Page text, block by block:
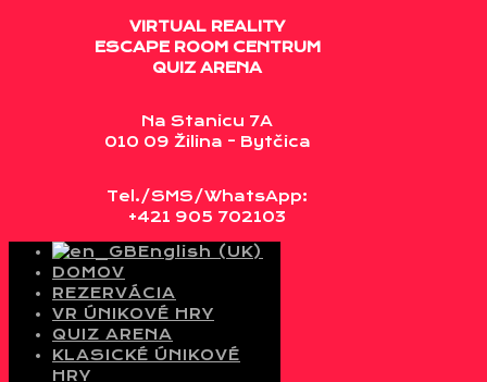
VIRTUAL REALITY
ESCAPE ROOM CENTRUM
QUIZ ARENA
Na Stanicu 7A
010 09 Žilina - Bytčica
Tel./SMS/WhatsApp:
+421 905 702103
English (UK)
DOMOV
REZERVÁCIA
VR ÚNIKOVÉ HRY
QUIZ ARENA
KLASICKÉ ÚNIKOVÉ
HRY